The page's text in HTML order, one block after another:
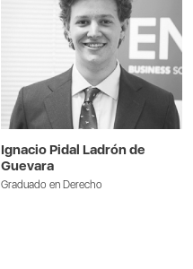
Ignacio Pidal Ladrón de
Guevara
Graduado en Derecho